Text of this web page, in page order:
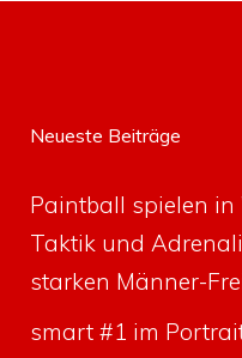
Neueste Beiträge
Paintball spielen
Taktik und
starken Männer-
smart #1 im